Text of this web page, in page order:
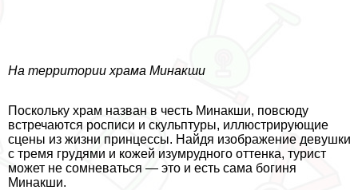
На территории храма Минакши
Поскольку храм назван в честь Минакши, повсюду
встречаются росписи и скульптуры, иллюстрирующие
сцены из жизни принцессы. Найдя изображение дeвyшки
с тремя гpyдями и кожей изумрудного оттенка, турист
может не сомневаться — это и есть сама богиня
Минакши.